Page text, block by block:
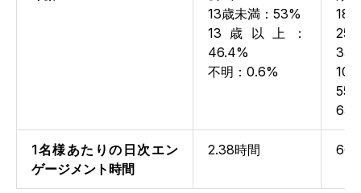
13歳未満：53%
13歳以上：
46.4%
不明：0.6%
18
25
35
55
65
1名様あたりの日次エン
ゲージメント時間
2.38時間 6分